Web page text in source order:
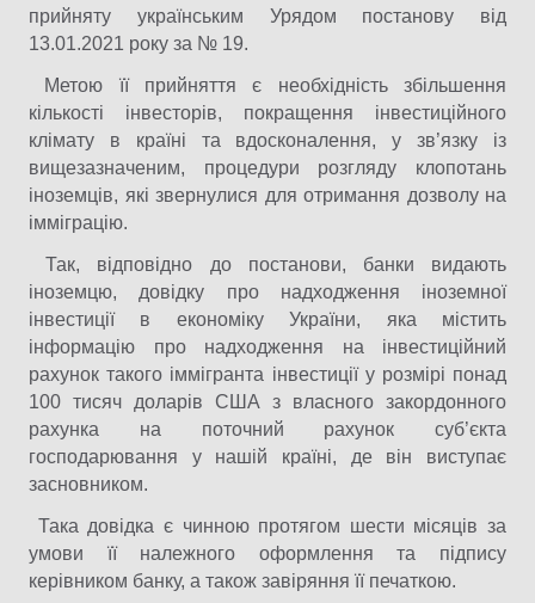
прийняту українським Урядом постанову від
13.01.2021 року за № 19.
Метою її прийняття є необхідність збільшення
кількості інвесторів, покращення інвестиційного
клімату в країні та вдосконалення, у зв’язку із
вищезазначеним, процедури розгляду клопотань
іноземців, які звернулися для отримання дозволу на
імміграцію.
Так, відповідно до постанови, банки видають
іноземцю, довідку про надходження іноземної
інвестиції в економіку України, яка містить
інформацію про надходження на інвестиційний
рахунок такого іммігранта інвестиції у розмірі понад
100 тисяч доларів США з власного закордонного
рахунка на поточний рахунок суб’єкта
господарювання у нашій країні, де він виступає
засновником.
Така довідка є чинною протягом шести місяців за
умови її належного оформлення та підпису
керівником банку, а також завіряння її печаткою.